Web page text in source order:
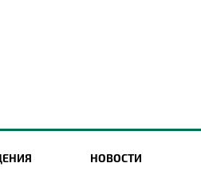
НОВОСТИ